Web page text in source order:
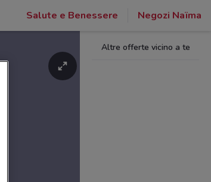
Salute e Benessere Negozi Naïma
Altre offerte vicino a te